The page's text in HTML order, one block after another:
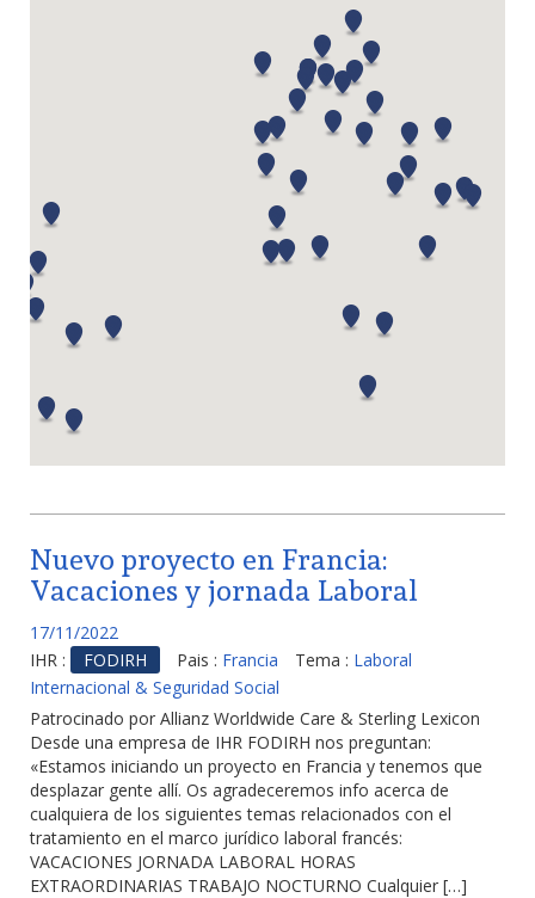
Nuevo proyecto en Francia:
Vacaciones y jornada Laboral
17/11/2022
IHR :
FODIRH Pais : Francia Tema : Laboral
Internacional & Seguridad Social
Patrocinado por Allianz Worldwide Care & Sterling Lexicon
Desde una empresa de IHR FODIRH nos preguntan:
«Estamos iniciando un proyecto en Francia y tenemos que
desplazar gente allí. Os agradeceremos info acerca de
cualquiera de los siguientes temas relacionados con el
tratamiento en el marco jurídico laboral francés:
VACACIONES JORNADA LABORAL HORAS
EXTRAORDINARIAS TRABAJO NOCTURNO Cualquier […]